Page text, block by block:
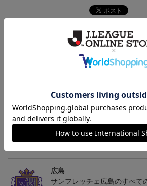
を応援しよう！
広島
ントになったマスクやマスク
広島
サンフレッチェ広島のすべて